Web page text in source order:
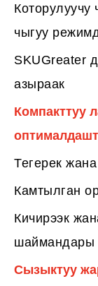
Которулуучу
чыгуу
SKUGreater
азыраак
Компакттуу
Тегерек
Камтылган
Кичирээк
шаймандары
Сызыктуу